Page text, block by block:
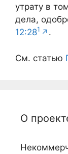
утрату в
дела,
12:281 .
См. статью
О